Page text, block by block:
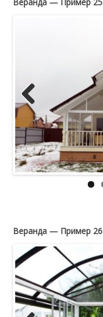
Previous
Веранда — Пример 26